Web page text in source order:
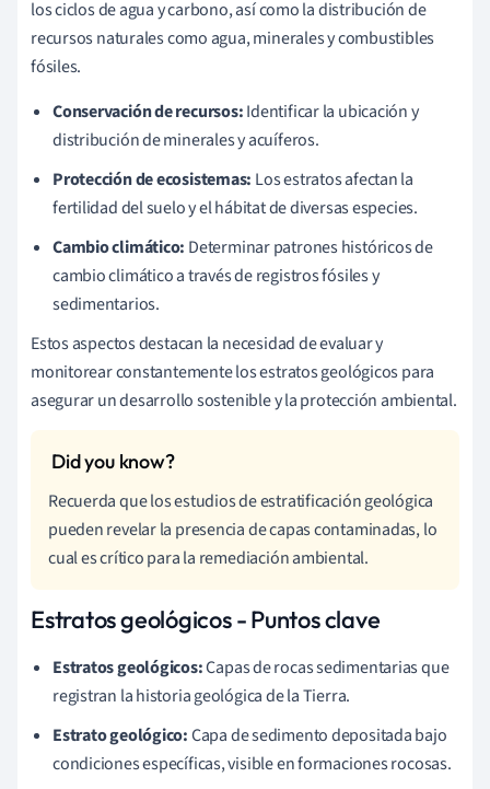
los ciclos de agua y carbono, así como la distribución de
recursos naturales como agua, minerales y combustibles
fósiles.
Conservación de recursos:Identificar la ubicación y
distribución de minerales y acuíferos.
Protección de ecosistemas: Los estratos afectan la
fertilidad del suelo y el hábitat de diversas especies.
Cambio climático: Determinar patrones históricos de
cambio climático a través de registros fósiles y
sedimentarios.
Estos aspectos destacan la necesidad de evaluar y
monitorear constantemente los estratos geológicos para
asegurar un desarrollo sostenible y la protección ambiental.
Recuerda que los estudios de estratificación geológica
pueden revelar la presencia de capas contaminadas, lo
cual es crítico para la remediación ambiental.
Estratos geológicos - Puntos clave
Estratos geológicos:Capas de rocas sedimentarias que
registran la historia geológica de la Tierra.
Estrato geológico:Capa de sedimento depositada bajo
condiciones específicas, visible en formaciones rocosas.